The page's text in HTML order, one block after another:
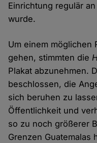
Einrichtung regulär
wurde.
Um einem möglichen
gehen, stimmten die
Plakat abzunehmen.
beschlossen, die
sich beruhen zu
Öffentlichkeit und
so zu noch größerer
Grenzen Guatemalas